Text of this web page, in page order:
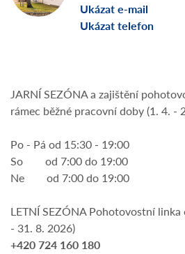
Ukázat e-mail
Ukázat telefon
JARNÍ SEZÓNA a zajištění
rámec běžné pracovní doby (1. 4. -
Po - Pá od 15:30 - 19:00
So od 7:00 do 19:00
Ne od 7:00 do 19:00
LETNÍ SEZÓNA Pohotovostní
- 31. 8. 2026)
+420 724 160 180